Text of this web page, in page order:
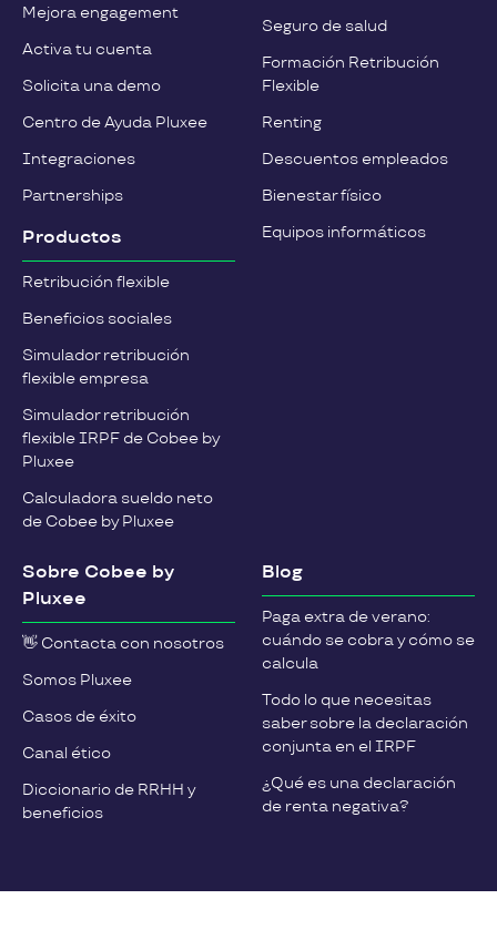
Mejora engagement
Activa tu cuenta
Solicita una demo
Centro de Ayuda Pluxee
Integraciones
Partnerships
Productos
Retribución flexible
Beneficios sociales
Simulador retribución
flexible empresa
Simulador retribución
flexible IRPF de Cobee by
Pluxee
Calculadora sueldo neto
de Cobee by Pluxee
Seguro de salud
Formación Retribución
Flexible
Renting
Descuentos empleados
Bienestar físico
Equipos informáticos
Sobre Cobee by
Pluxee
👋 Contacta con nosotros
Somos Pluxee
Casos de éxito
Canal ético
Diccionario de RRHH y
beneficios
Blog
Paga extra de verano:
cuándo se cobra y cómo se
calcula
Todo lo que necesitas
saber sobre la declaración
conjunta en el IRPF
¿Qué es una declaración
de renta negativa?